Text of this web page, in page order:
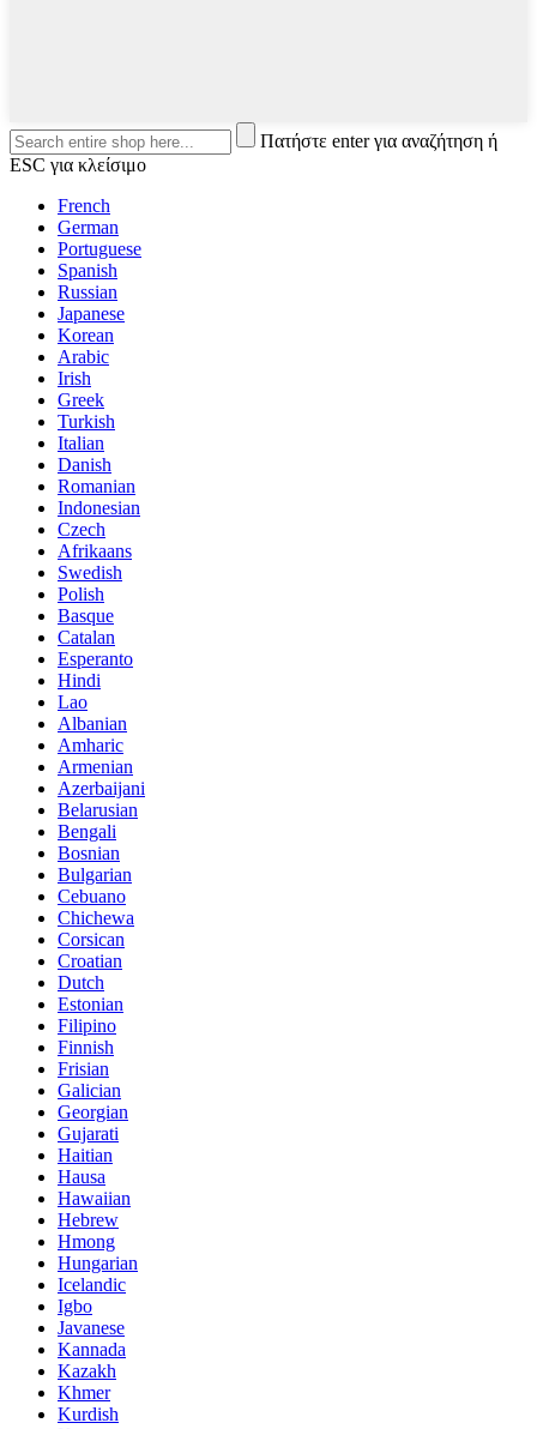
Πατήστε enter για αναζήτηση ή
ESC για κλείσιμο
French
German
Portuguese
Spanish
Russian
Japanese
Korean
Arabic
Irish
Greek
Turkish
Italian
Danish
Romanian
Indonesian
Czech
Afrikaans
Swedish
Polish
Basque
Catalan
Esperanto
Hindi
Lao
Albanian
Amharic
Armenian
Azerbaijani
Belarusian
Bengali
Bosnian
Bulgarian
Cebuano
Chichewa
Corsican
Croatian
Dutch
Estonian
Filipino
Finnish
Frisian
Galician
Georgian
Gujarati
Haitian
Hausa
Hawaiian
Hebrew
Hmong
Hungarian
Icelandic
Igbo
Javanese
Kannada
Kazakh
Khmer
Kurdish